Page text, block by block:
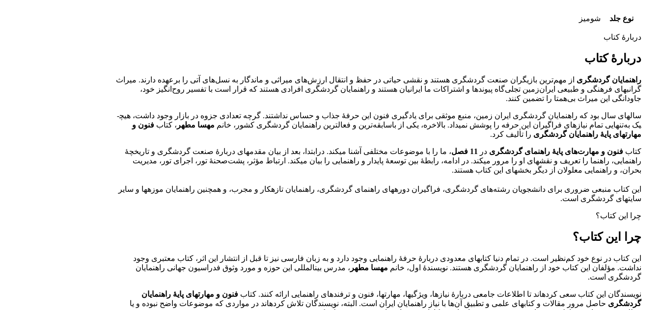
نوع جلد شومیز
دربارهٔ کتاب
دربارهٔ کتاب
راهنمایان گردشگری از مهم‌ترین بازیگران صنعت گردشگری هستند و نقشی حیاتی در حفظ و انتقال ارزش‌های میراثی و ماندگار به نسل‌های آتی را برعهده دارند. میراث
گرانبهای فرهنگی و طبیعی ایران‌زمین تجلی‌گاه پیوندها و اشتراکات ما ایرانیان هستند و راهنمایان گردشگری افرادی هستند که قرار است با تفسیر روح‌انگیز خود،
جاودانگی این میراث بی‌همتا را تضمین کنند.
سال­های سال بود که راهنمایان گردشگری ایران زمین، منبع موثقی برای یادگیری فنون این حرفۀ جذاب و حساس نداشتند. گرچه تعدادی جزوه در بازار وجود داشت، هیچ­
یک به‌­تنهایی تمام نیازهای فراگیران این حرفه را پوشش نمی­داد. بالاخره، یکی از باسابقه­‌ترین و فعال­ترین راهنمایان گردشگری کشور، خانم مهسا مطهر ، کتاب فنون و
مهارت­های پایۀ راهنمایان گردشگری را تألیف کرد.
کتاب فنون و مهارت‌های پایۀ راهنمای گردشگری در 11 فصل
، ما را با موضوعات مختلفی آشنا می­کند. درابتدا، بعد از بیان مقدمه­ای دربارۀ صنعت گردشگری و تاریخچۀ
راهنمایی، راهنما را تعریف و نقش­های او را مرور می­کند. در ادامه، رابطۀ بین توسعۀ پایدار و راهنمایی را بیان می­کند. ارتباط مؤثر، پشت‌صحنۀ تور، اجرای تور، مدیریت
بحران، و راهنمایی معلولان از دیگر بخشهای این کتاب هستند.
این کتاب منبعی ضروری برای دانشجویان رشته­‌های گردشگری، فراگیران دوره­های راهنمای گردشگری، راهنمایان تازه­کار و مجرب، و همچنین راهنمایان موزه­ها و سایر
سایت­های گردشگری است.
چرا این کتاب؟
چرا این کتاب؟
این کتاب در نوع خود کم‌­نظیر است. در تمام دنیا کتاب­های معدودی دربارۀ حرفۀ راهنمایی وجود دارد و به زبان فارسی نیز تا قبل از انتشار این اثر، کتاب معتبری وجود
نداشت. مؤلفان این کتاب خود از راهنمایان گردشگری هستند. نویسندۀ اول، خانم مهسا مطهر ، مدرس بین­المللی این حوزه و مورد وثوق فدراسیون جهانی راهنمایان
گردشگری است.
نویسندگان این کتاب سعی کرده­اند تا اطلاعات جامعی دربارۀ نیازها، ویژگی­ها، مهارت­ها، فنون و ترفندهای راهنمایی ارائه کنند. کتاب فنون و مهارت­های پایۀ راهنمایان
گردشگری حاصل مرور مقالات و کتاب­های علمی و تطبیق آن‌ها با نیاز راهنمایان ایران است. البته، نویسندگان تلاش کرده­اند در مواردی که موضوعات واضح نبوده‌ و یا